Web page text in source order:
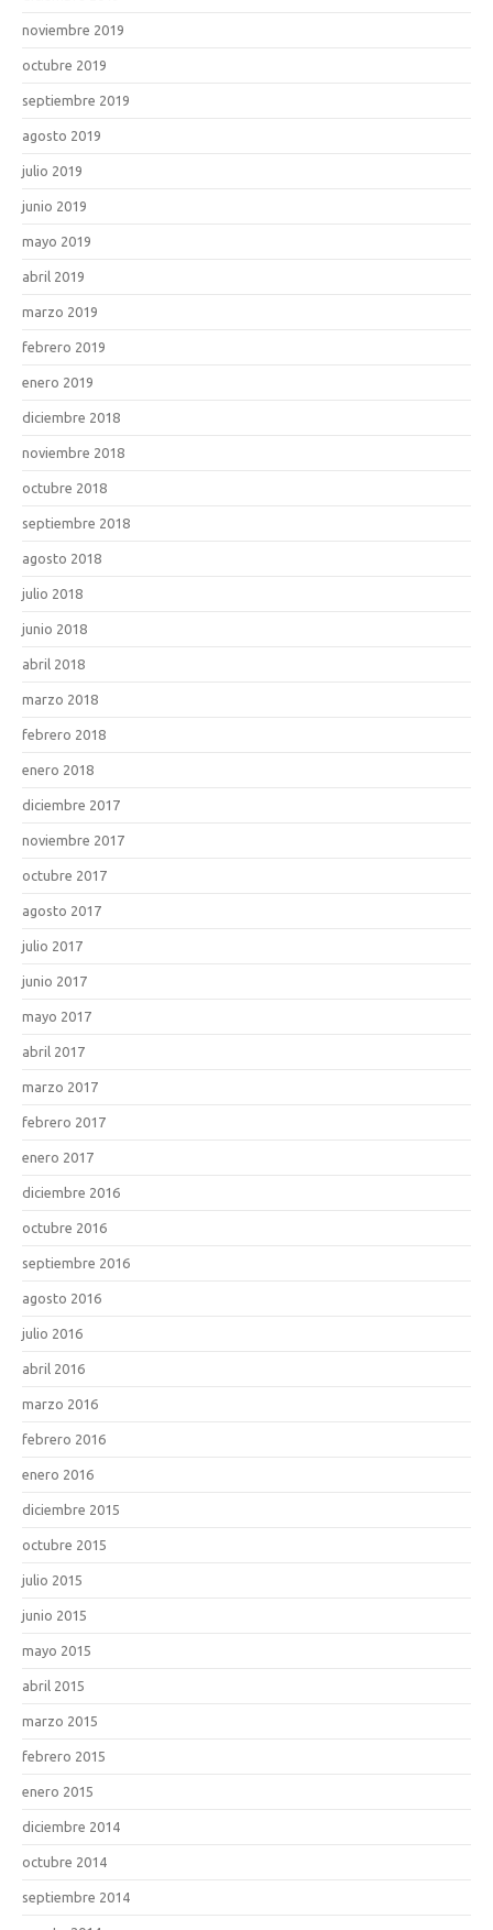
noviembre 2019
octubre 2019
septiembre 2019
agosto 2019
julio 2019
junio 2019
mayo 2019
abril 2019
marzo 2019
febrero 2019
enero 2019
diciembre 2018
noviembre 2018
octubre 2018
septiembre 2018
agosto 2018
julio 2018
junio 2018
abril 2018
marzo 2018
febrero 2018
enero 2018
diciembre 2017
noviembre 2017
octubre 2017
agosto 2017
julio 2017
junio 2017
mayo 2017
abril 2017
marzo 2017
febrero 2017
enero 2017
diciembre 2016
octubre 2016
septiembre 2016
agosto 2016
julio 2016
abril 2016
marzo 2016
febrero 2016
enero 2016
diciembre 2015
octubre 2015
julio 2015
junio 2015
mayo 2015
abril 2015
marzo 2015
febrero 2015
enero 2015
diciembre 2014
octubre 2014
septiembre 2014